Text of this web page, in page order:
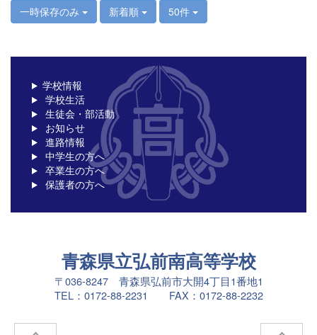
一時保存のみ 新着順 50件
学校情報
学校生活
生徒会・部活動
お知らせ
進路情報
中学生の方へ
卒業生の方へ
保護者の方へ
青森県立弘前南高等学校
〒036-8247 青森県弘前市大開4丁目1番地1
TEL：0172-88-2231 FAX：0172-88-2232